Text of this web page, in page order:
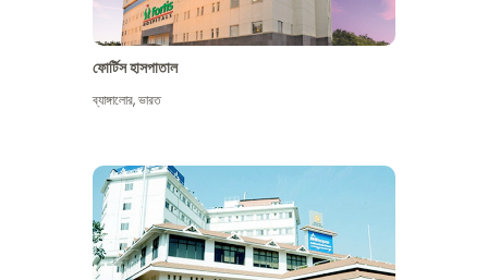
ফোর্টিস হাসপাতাল
ব্যাঙ্গালোর,ভারত